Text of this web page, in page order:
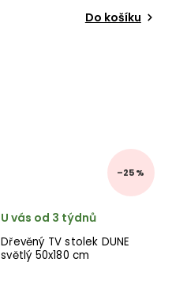
Do košíku
–25 %
Dřevěný TV stolek DUNE
světlý 50x180 cm
U vás od 3 týdnů